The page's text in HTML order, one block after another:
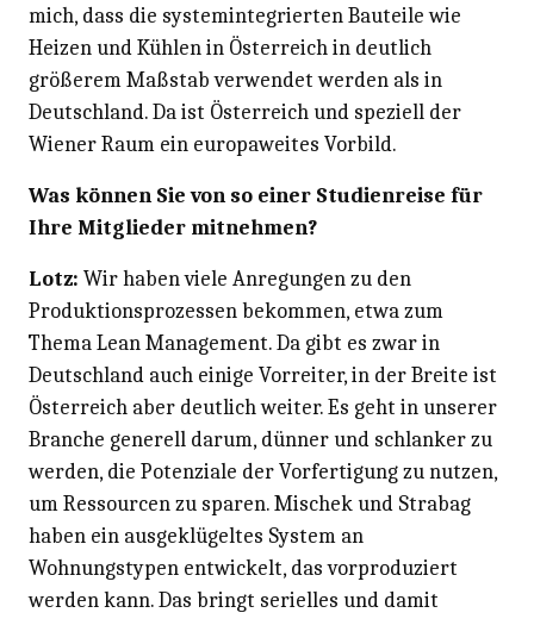
mich, dass die systemintegrierten Bauteile wie
Heizen und Kühlen in Österreich in deutlich
größerem Maßstab verwendet werden als in
Deutschland. Da ist Österreich und speziell der
Wiener Raum ein europaweites Vorbild.
Was können Sie von so einer Studienreise für
Ihre Mitglieder mitnehmen?
Lotz: Wir haben viele Anregungen zu den
Produktionsprozessen bekommen, etwa zum
Thema Lean Management. Da gibt es zwar in
Deutschland auch einige Vorreiter, in der Breite ist
Österreich aber deutlich weiter. Es geht in unserer
Branche generell darum, dünner und schlanker zu
werden, die Potenziale der Vorfertigung zu nutzen,
um Ressourcen zu sparen. Mischek und Strabag
haben ein ausgeklügeltes System an
Wohnungstypen entwickelt, das vorproduziert
werden kann. Das bringt serielles und damit